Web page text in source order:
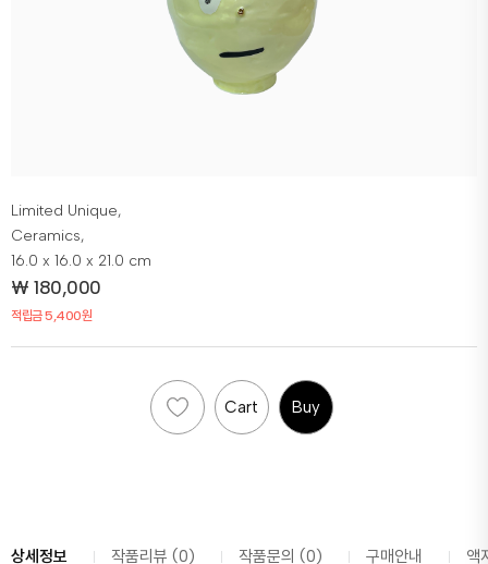
Limited Unique,
Ceramics,
16.0 x 16.0 x 21.0 cm
₩180,000
적립금 5,400원
Cart Buy
상세정보 작품리뷰 (0) 작품문의 (0) 구매안내 액